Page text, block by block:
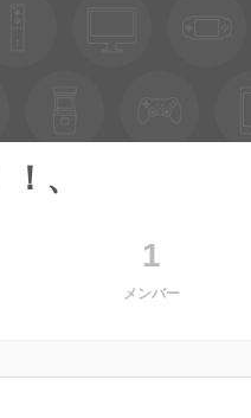
、
1
メンバー